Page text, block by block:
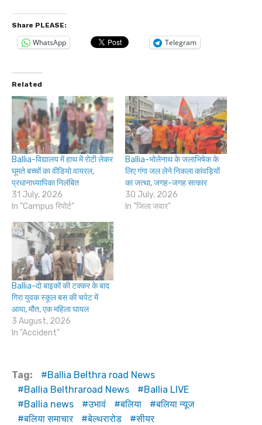
Share PLEASE:
WhatsApp Telegram
Related
Ballia-विद्यालय में हाथ में रोटी लेकर
घूमते बच्चों का वीडियो वायरल,
प्रधानाध्यापिका निलंबित
31 July, 2026
In "Campus रिपोर्ट"
Ballia-भोलेनाथ के जलाभिषेक के
लिए गंगा जल लेने निकला कांवड़ियों
का जत्था, जगह-जगह सत्कार
30 July, 2026
In "जिला जवार"
Ballia-दो बाइकों की टक्कर के बाद
गिरा युवक स्कूल बस की चपेट में
आया, मौत, एक महिला घायल
3 August, 2026
In "Accident"
Tag:
Ballia Belthra road News
Ballia Belthraroad News
Ballia LIVE
Ballia news
उभावं बलिया
बलिया न्यूज
बलिया समाचार
बेल्थरारोड सीयर